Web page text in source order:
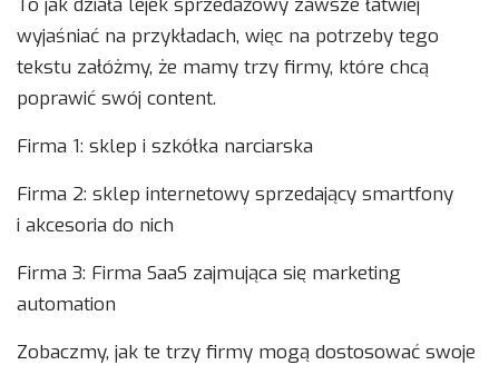
wyjaśniać na przykładach, więc na potrzeby tego
tekstu załóżmy, że mamy trzy firmy, które chcą
poprawić swój content.
Firma 1: sklep i szkółka narciarska
Firma 2: sklep internetowy sprzedający smartfony
i akcesoria do nich
Firma 3: Firma SaaS zajmująca się marketing
automation
Zobaczmy, jak te trzy firmy mogą dostosować swoje